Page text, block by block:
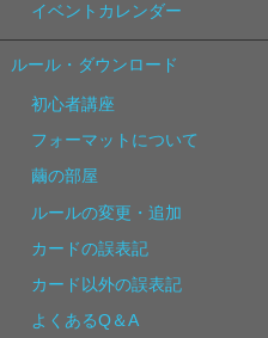
イベントカレンダー
ルール・ダウンロード
初心者講座
フォーマットについて
繭の部屋
ルールの変更・追加
カードの誤表記
カード以外の誤表記
よくあるQ＆A